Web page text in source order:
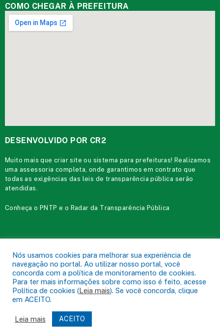
COMO CHEGAR À PREFEITURA
DESENVOLVIDO POR CR2
Muito mais quecriar site ou sistema para prefeituras! Realizamos
uma assessoria completa, onde garantimos em contrato que
todas as exigências das leis de transparência pública serão
atendidas.
Conheça oPNTP e o Radar da Transparência Pública
Mapa do Site Acessar Área Administrativa Acessar o Webmail
Nós usamos cookies para melhorar sua experiência de
navegação no portal. Ao utilizar nosso portal, você
concorda com a política de monitoramento de cookies.
Para ter mais informações sobre como isso é feito, acesse
Política de cookies (Leia mais). Se você concorda, clique
em ACEITO.
Leia mais ACEITO